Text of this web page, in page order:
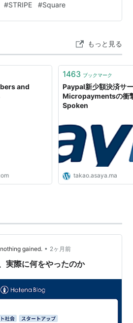
3.4% +1回あたり40円
3.2% +1回あたり40円
での利用が中心で、支払いを受
や支払いの受け取りにも利用す
事業主向け。
や支払いの受け取りにも利用す
向け。
用、複数ユーザーのログインが
イパル｜ペイパルクリップ
接送金」を希望された場合で
トからは「技術的な問題（現地の
を受けます。そのため、どうし
済を希望されるケースが出てく
#STRIPE #Square
もっと見る
and
1463 ブックマーク
Paypal新少額決済サ
Micropaymentsの衝
Spoken
takao.asaya.ma
gained. • 2ヶ月前
実際に何をやったのか